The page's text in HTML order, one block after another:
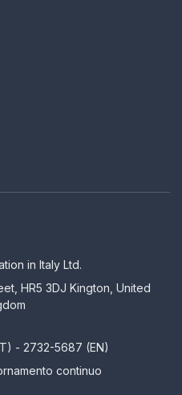
in Italy Ltd.
HR5 3DJ Kington, United
- 2732-5687 (EN)
continuo